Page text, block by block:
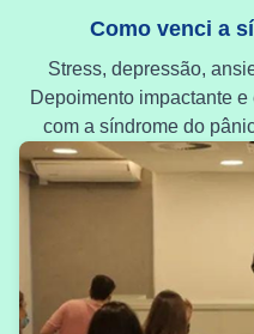
Como venci a
Stress, depressão,
Depoimento impactante
com a síndrome do